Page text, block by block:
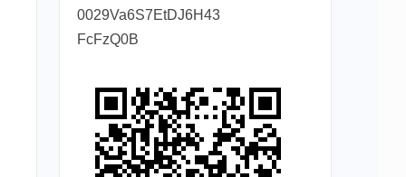
0029Va6S7EtDJ6H43
FcFzQ0B